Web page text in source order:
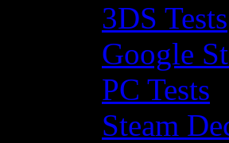
3DS Tests
Google
PC Tests
Steam